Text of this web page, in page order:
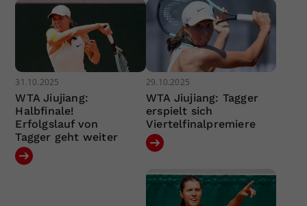
31.10.2025
WTA Jiujiang:
Halbfinale!
Erfolgslauf von
Tagger geht weiter
29.10.2025
WTA Jiujiang: Tagger
erspielt sich
Viertelfinalpremiere